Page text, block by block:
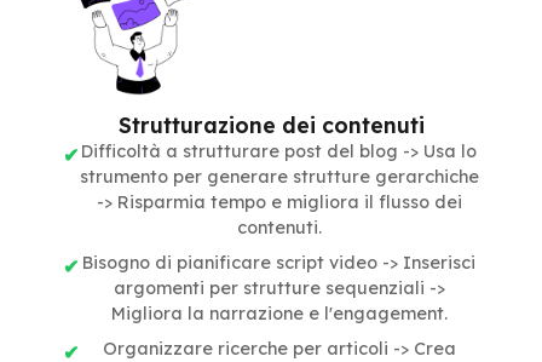
Strutturazione dei contenuti
Difficoltà a strutturare post del blog -> Usa lo
strumento per generare strutture gerarchiche
-> Risparmia tempo e migliora il flusso dei
contenuti.
Bisogno di pianificare script video -> Inserisci
argomenti per strutture sequenziali ->
Migliora la narrazione e l'engagement.
Organizzare ricerche per articoli -> Crea